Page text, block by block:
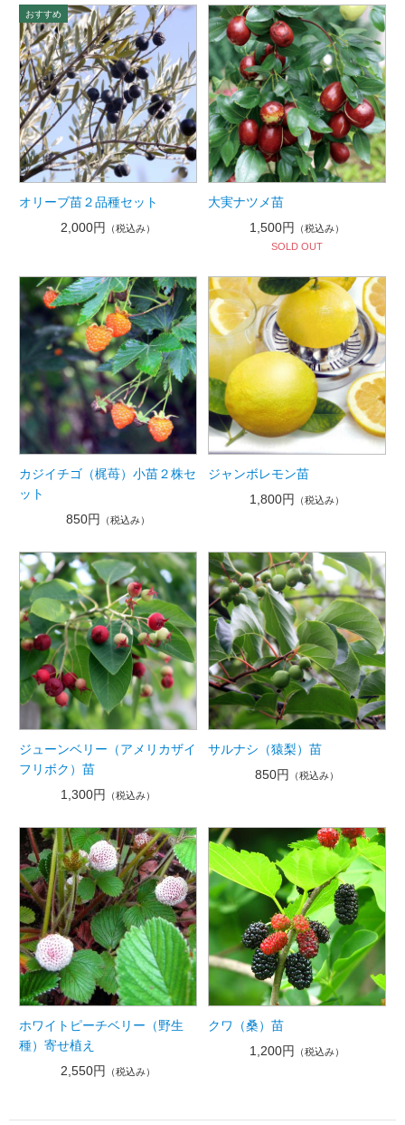
オリーブ苗２品種セット
2,000円
（税込み）
大実ナツメ苗
1,500円
（税込み）
SOLD OUT
カジイチゴ（梶苺）小苗２株セ
ット
850円
（税込み）
ジャンボレモン苗
1,800円
（税込み）
ジューンベリー（アメリカザイ
フリボク）苗
1,300円
（税込み）
サルナシ（猿梨）苗
850円
（税込み）
ホワイトピーチベリー（野生
種）寄せ植え
2,550円 （税込み）
クワ（桑）苗
1,200円
（税込み）